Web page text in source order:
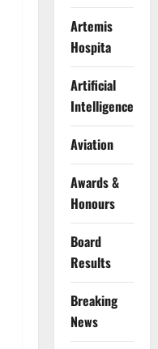
Artemis
Hospita
Artificial
Intelligence
Aviation
Awards &
Honours
Board
Results
Breaking
News